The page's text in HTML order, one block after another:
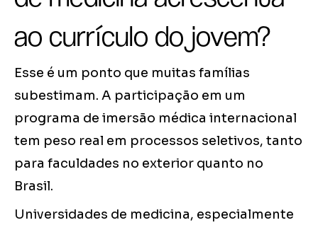
ao currículo do jovem?
Esse é um ponto que muitas famílias
subestimam. A participação em um
programa de imersão médica internacional
tem peso real em processos seletivos, tanto
para faculdades no exterior quanto no
Brasil.
Universidades de medicina, especialmente